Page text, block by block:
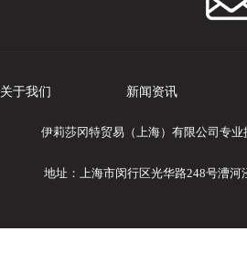
关于我们 新闻资讯
伊莉莎冈特贸易（上海）有限公司专业
地址：上海市闵行区光华路248号漕